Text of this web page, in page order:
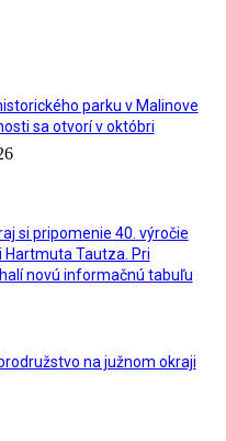
parku v Malinove
sa otvorí v októbri
si pripomenie 40. výročie
Tautza. Pri
novú informačnú tabuľu
na južnom okraji